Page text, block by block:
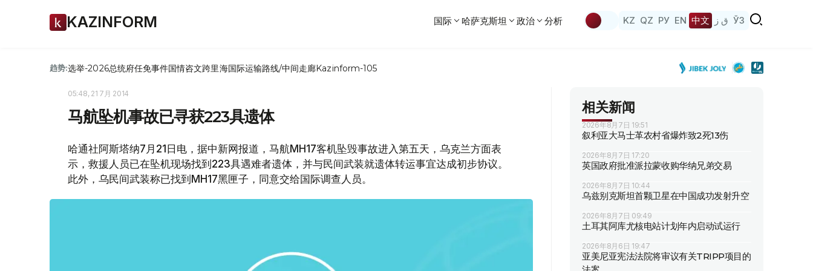
KAZINFORM 国际 哈萨克斯坦 政治 分析 KZ QZ РУ EN 中文 ق ز ЎЗ
趋势:选举-2026总统府任免事件国情咨文跨里海国际运输路线/中间走廊Kazinform-105
05:48, 21 7月 2014
马航坠机事故已寻获223具遗体
哈通社阿斯塔纳7月21日电，据中新网报道，马航MH17客机坠毁事故进入第五天，乌克兰方面表
示，救援人员已在坠机现场找到223具遇难者遗体，并与民间武装就遗体转运事宜达成初步协议。
此外，乌民间武装称已找到MH17黑匣子，同意交给国际调查人员。
相关新闻
2026年8月7日 19:51
叙利亚大马士革农村省爆炸致2死13伤
2026年8月7日 17:20
英国政府批准派拉蒙收购华纳兄弟交易
2026年8月7日 10:44
乌兹别克斯坦首颗卫星在中国成功发射升空
2026年8月7日 09:49
土耳其阿库尤核电站计划年内启动试运行
2026年8月6日 19:47
亚美尼亚宪法法院将审议有关TRIPP项目的